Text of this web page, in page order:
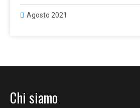
Agosto 2021
Chi siamo